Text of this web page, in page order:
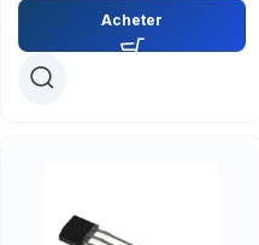
Acheter